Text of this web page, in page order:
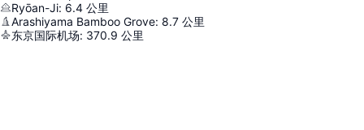
Ryōan-Ji: 6.4 公里
Arashiyama Bamboo Grove: 8.7 公里
东京国际机场: 370.9 公里